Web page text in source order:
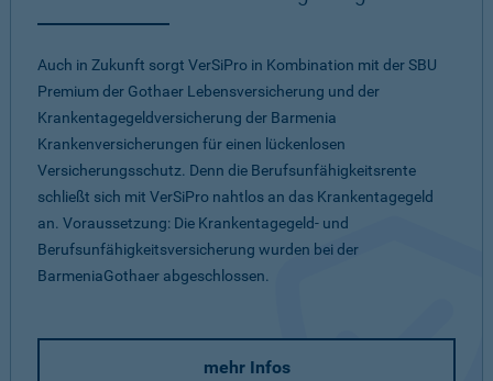
Auch in Zukunft sorgt VerSiPro in Kombination mit der SBU
Premium der Gothaer Lebensversicherung und der
Krankentagegeldversicherung der Barmenia
Krankenversicherungen für einen lückenlosen
Versicherungsschutz. Denn die Berufsunfähigkeitsrente
schließt sich mit VerSiPro nahtlos an das Krankentagegeld
an. Voraussetzung: Die Krankentagegeld- und
Berufsunfähigkeitsversicherung wurden bei der
BarmeniaGothaer abgeschlossen.
mehr Infos